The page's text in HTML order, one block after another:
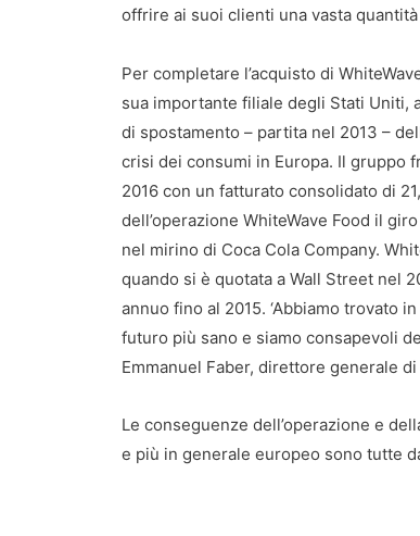
offrire ai suoi clienti una vasta
Per completare l’acquisto di
sua importante filiale degli Stati Uniti,
di spostamento – partita nel 2013 –
crisi dei consumi in Europa. Il gruppo
2016 con un fatturato consolidato di
dell’operazione WhiteWave Food il
nel mirino di Coca Cola Company.
quando si è quotata a Wall Street nel
annuo fino al 2015. ‘Abbiamo trovato
futuro più sano e siamo consapevoli
Emmanuel Faber, direttore generale di
Le conseguenze dell’operazione e
e più in generale europeo sono tutte